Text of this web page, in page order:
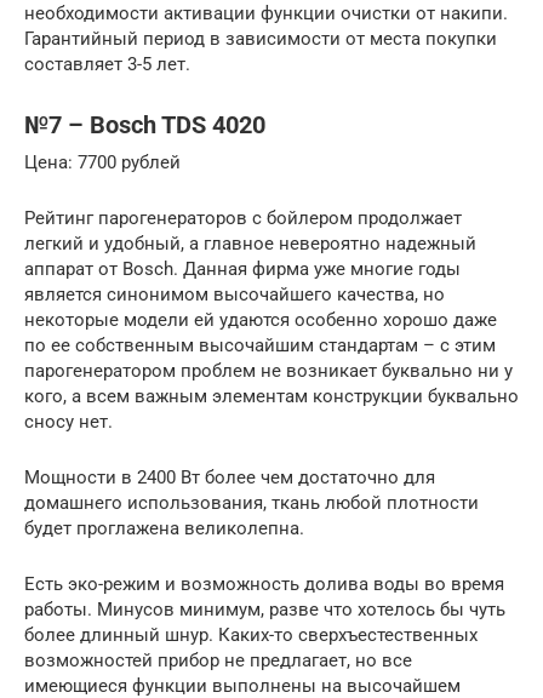
необходимости активации функции очистки от накипи.
Гарантийный период в зависимости от места покупки
составляет 3-5 лет.
№7 – Bosch TDS 4020
Цена: 7700 рублей
Рейтинг парогенераторов с бойлером продолжает
легкий и удобный, а главное невероятно надежный
аппарат от Bosch. Данная фирма уже многие годы
является синонимом высочайшего качества, но
некоторые модели ей удаются особенно хорошо даже
по ее собственным высочайшим стандартам – с этим
парогенератором проблем не возникает буквально ни у
кого, а всем важным элементам конструкции буквально
сносу нет.
Мощности в 2400 Вт более чем достаточно для
домашнего использования, ткань любой плотности
будет проглажена великолепна.
Есть эко-режим и возможность долива воды во время
работы. Минусов минимум, разве что хотелось бы чуть
более длинный шнур. Каких-то сверхъестественных
возможностей прибор не предлагает, но все
имеющиеся функции выполнены на высочайшем